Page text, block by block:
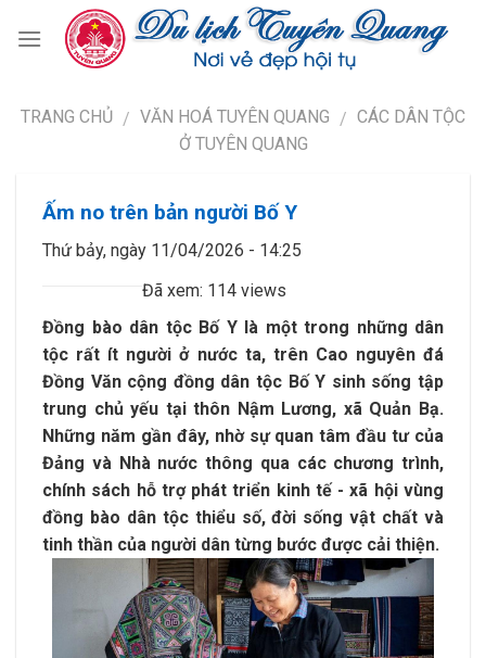
TRANG CHỦ / VĂN HOÁ TUYÊN QUANG / CÁC DÂN TỘC
Ở TUYÊN QUANG
Ấm no trên bản người Bố Y
Thứ bảy, ngày 11/04/2026 - 14:25
Đã xem: 114 views
Đồng bào dân tộc Bố Y là một trong những dân
tộc rất ít người ở nước ta, trên Cao nguyên đá
Đồng Văn cộng đồng dân tộc Bố Y sinh sống tập
trung chủ yếu tại thôn Nậm Lương, xã Quản Bạ.
Những năm gần đây, nhờ sự quan tâm đầu tư của
Đảng và Nhà nước thông qua các chương trình,
chính sách hỗ trợ phát triển kinh tế - xã hội vùng
đồng bào dân tộc thiểu số, đời sống vật chất và
tinh thần của người dân từng bước được cải thiện.